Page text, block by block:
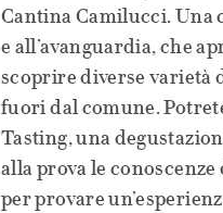
Cantina Camilucci.
e all’avanguardia, che
scoprire diverse varietà
fuori dal comune.
Tasting, una
alla prova le
per provare